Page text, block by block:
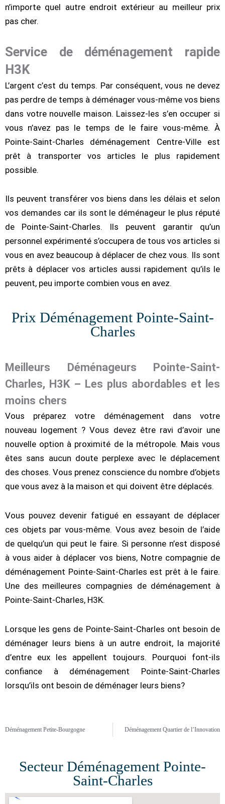
n’importe quel autre endroit extérieur au meilleur prix
pas cher.
Service de déménagement rapide
H3K
L’argent c’est du temps. Par conséquent, vous ne devez
pas perdre de temps à déménager vous-même vos biens
dans votre nouvelle maison. Laissez-les s’en occuper si
vous n’avez pas le temps de le faire vous-même. À
Pointe-Saint-Charles déménagement Centre-Ville est
prêt à transporter vos articles le plus rapidement
possible.
Ils peuvent transférer vos biens dans les délais et selon
vos demandes car ils sont le déménageur le plus réputé
de Pointe-Saint-Charles. Ils peuvent garantir qu’un
personnel expérimenté s’occupera de tous vos articles si
vous en avez beaucoup à déplacer de chez vous. Ils sont
prêts à déplacer vos articles aussi rapidement qu’ils le
peuvent, peu importe combien vous en avez.
Prix Déménagement Pointe-Saint-
Charles
Meilleurs Déménageurs Pointe-Saint-
Charles, H3K – Les plus abordables et les
moins chers
Vous préparez votre déménagement dans votre
nouveau logement ? Vous devez être ravi d’avoir une
nouvelle option à proximité de la métropole. Mais vous
êtes sans aucun doute perplexe avec le déplacement
des choses. Vous prenez conscience du nombre d’objets
que vous avez à la maison et qui doivent être déplacés.
Vous pouvez devenir fatigué en essayant de déplacer
ces objets par vous-même. Vous avez besoin de l’aide
de quelqu’un qui peut le faire. Si personne n’est disposé
à vous aider à déplacer vos biens, Notre compagnie de
déménagement Pointe-Saint-Charles est prêt à le faire.
Une des meilleures compagnies de déménagement à
Pointe-Saint-Charles, H3K.
Lorsque les gens de Pointe-Saint-Charles ont besoin de
déménager leurs biens à un autre endroit, la majorité
d’entre eux les appellent toujours. Pourquoi font-ils
confiance à déménagement Pointe-Saint-Charles
lorsqu’ils ont besoin de déménager leurs biens?
Déménagement Petite-Bourgogne Déménagement Quartier de l’Innovation
Secteur Déménagement Pointe-
Saint-Charles